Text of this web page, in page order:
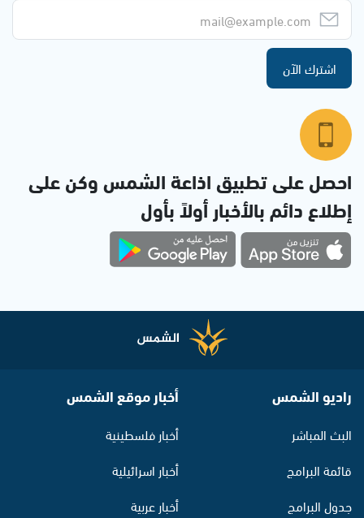
اشترك الآن
احصل على تطبيق اذاعة الشمس وكن على
إطلاع دائم بالأخبار أولاً بأول
راديو الشمس
البث المباشر
قائمة البرامج
جدول البرامج
أخبار موقع الشمس
أخبار فلسطينية
أخبار اسرائيلية
أخبار عربية